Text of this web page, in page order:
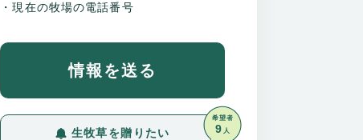
・現在の牧場の電話番号
情報を送る
生牧草を贈りたい
希望者
9 人